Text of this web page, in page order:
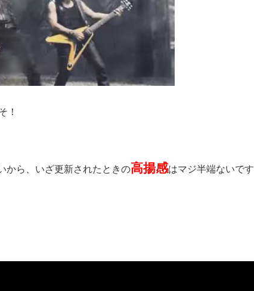
！
から、いざ更新されたときの高揚感はマジ半端ないです